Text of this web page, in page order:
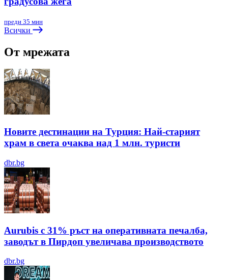
преди 35 мин
Всички
От мрежата
Новите дестинации на Турция: Най-старият
храм в света очаква над 1 млн. туристи
dbr.bg
Aurubis с 31% ръст на оперативната печалба,
заводът в Пирдоп увеличава производството
dbr.bg